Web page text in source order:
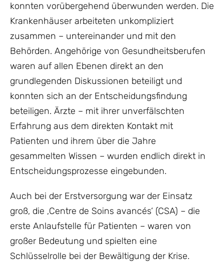
konnten vorübergehend überwunden werden. Die
Krankenhäuser arbeiteten unkompliziert
zusammen – untereinander und mit den
Behörden. Angehörige von Gesundheitsberufen
waren auf allen Ebenen direkt an den
grundlegenden Diskussionen beteiligt und
konnten sich an der Entscheidungsfindung
beteiligen. Ärzte – mit ihrer unverfälschten
Erfahrung aus dem direkten Kontakt mit
Patienten und ihrem über die Jahre
gesammelten Wissen – wurden endlich direkt in
Entscheidungsprozesse eingebunden.
Auch bei der Erstversorgung war der Einsatz
groß, die ‚Centre de Soins avancés‘ (CSA) – die
erste Anlaufstelle für Patienten – waren von
großer Bedeutung und spielten eine
Schlüsselrolle bei der Bewältigung der Krise.